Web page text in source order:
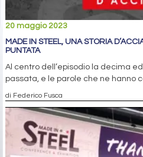
20 maggio 2023
MADE IN STEEL, UNA STORIA
PUNTATA
Al centro dell’episodio la decima
passata, e le parole che ne hanno
di Federico Fusca